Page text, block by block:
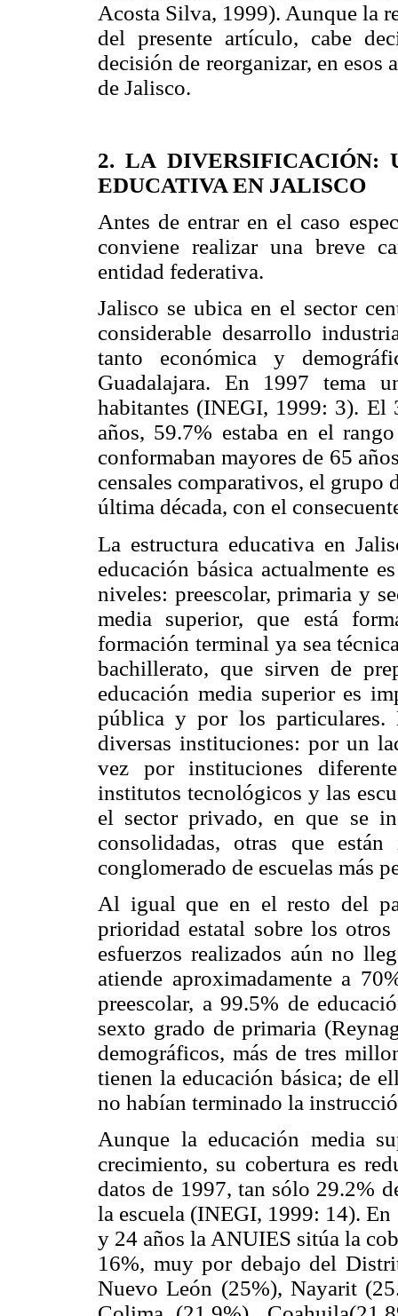
Acosta Silva, 1999). Aunque la
del presente artículo, cabe
decisión de reorganizar, en
de Jalisco.
2. LA DIVERSIFICACIÓN:
EDUCATIVA EN JALISCO
Antes de entrar en el caso
conviene realizar una breve
entidad federativa.
Jalisco se ubica en el sector
considerable desarrollo
tanto económica y
Guadalajara. En 1997 tema
habitantes (INEGI, 1999: 3). El
años, 59.7% estaba en el
conformaban mayores de 65
censales comparativos, el grupo
última década, con el
La estructura educativa en
educación básica actualmente
niveles: preescolar, primaria y
media superior, que está
formación terminal ya sea
bachillerato, que sirven de
educación media superior es
pública y por los particulares.
diversas instituciones: por un
vez por instituciones
institutos tecnológicos y las
el sector privado, en que se
consolidadas, otras que
conglomerado de escuelas más
Al igual que en el resto del
prioridad estatal sobre los
esfuerzos realizados aún no
atiende aproximadamente a
preescolar, a 99.5% de
sexto grado de primaria
demográficos, más de tres
tienen la educación básica; de
no habían terminado la
Aunque la educación media
crecimiento, su cobertura es
datos de 1997, tan sólo 29.2%
la escuela (INEGI, 1999: 14). En
y 24 años la ANUIES sitúa la
16%, muy por debajo del
Nuevo León (25%), Nayarit